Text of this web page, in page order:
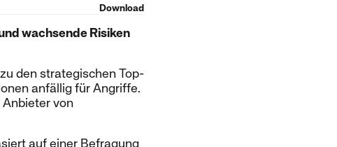
Download
wachsende Risiken
den strategischen Top-
anfällig für Angriffe.
von
auf einer Befragung